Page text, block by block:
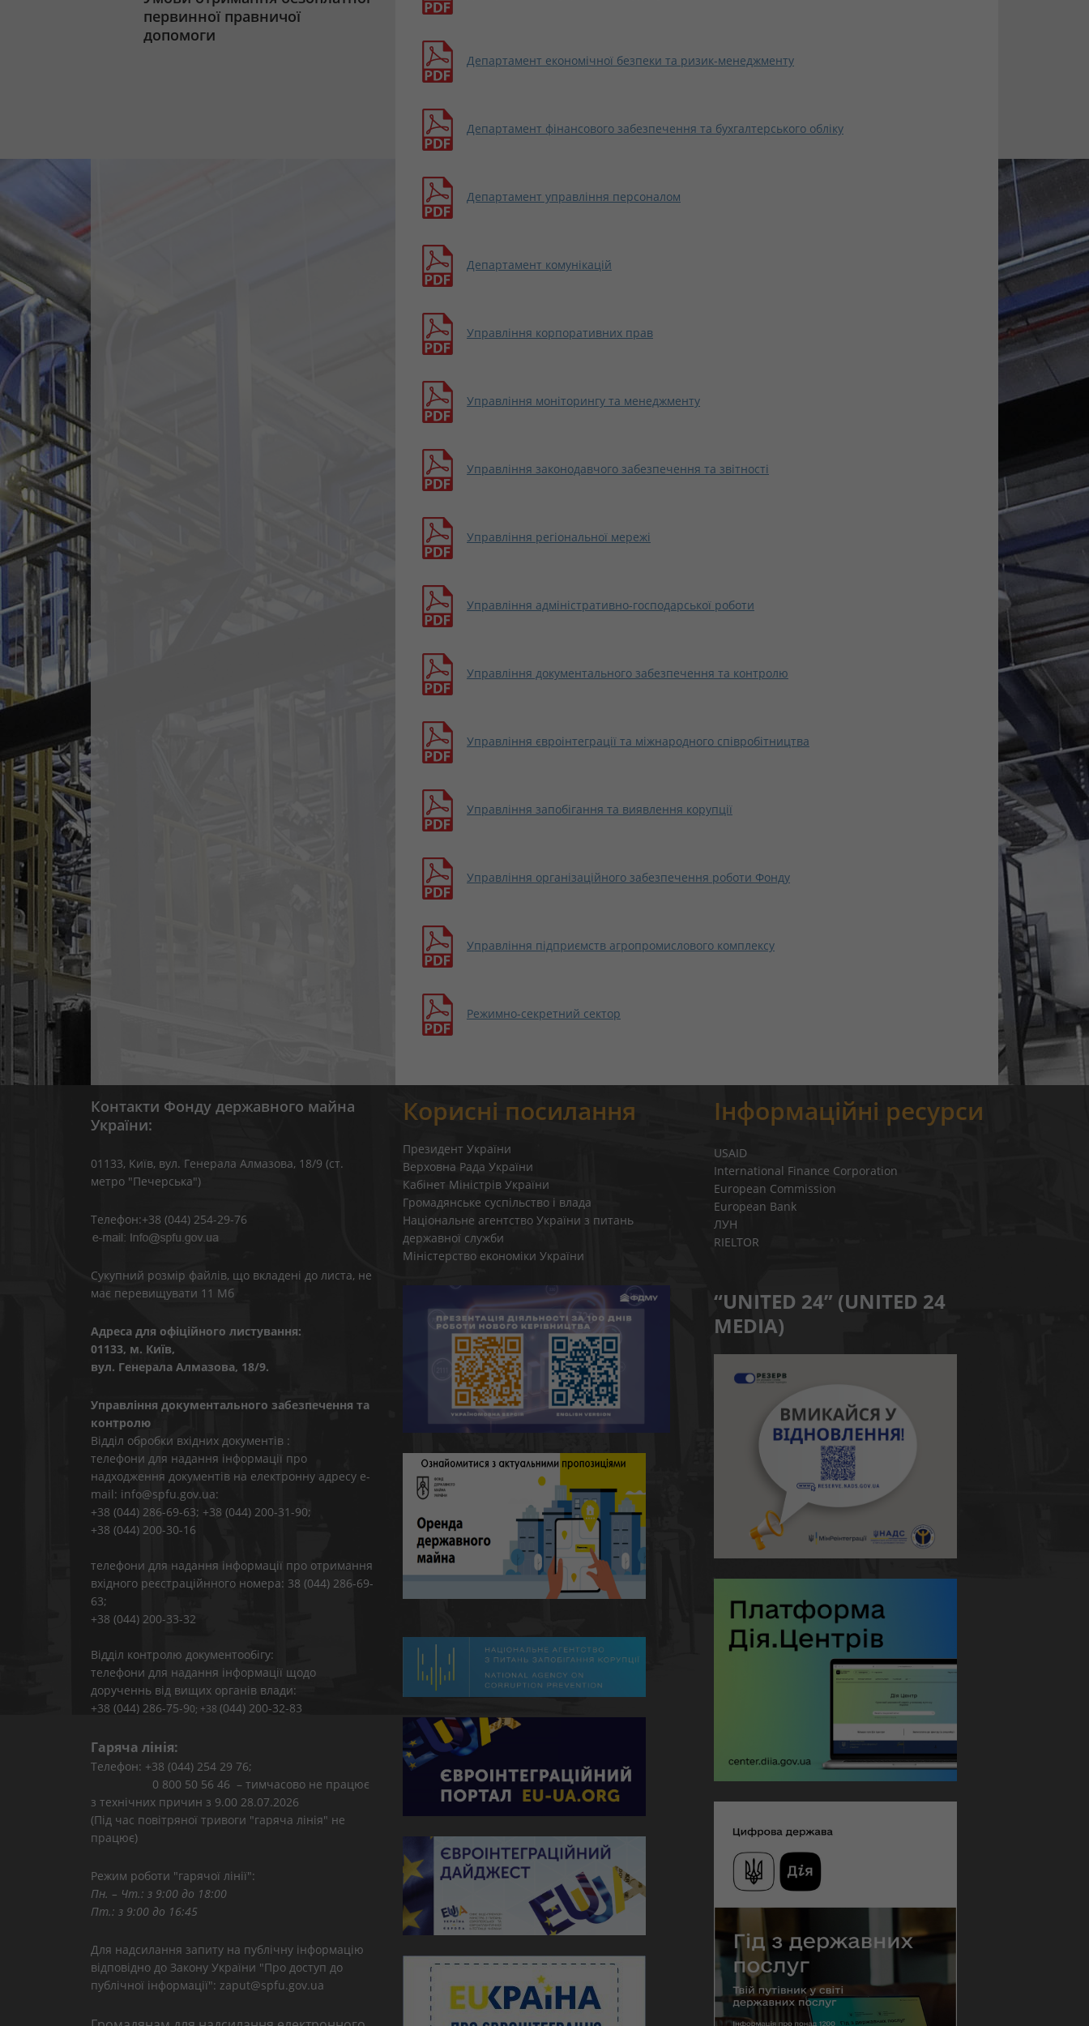
первинної правничої
допомоги
Департамент економічної безпеки та ризик-менеджменту
Департамент фінансового забезпечення та бухгалтерського обліку
Департамент управління персоналом
Департамент комунікацій
Управління корпоративних прав
Управління моніторингу та менеджменту
Управління законодавчого забезпечення та звітності
Управління регіональної мережі
Управління адміністративно-господарської роботи
Управління документального забезпечення та контролю
Управління євроінтеграції та міжнародного співробітництва
Управління запобігання та виявлення корупції
Управління організаційного забезпечення роботи Фонду
Управління підприємств агропромислового комплексу
Режимно-секретний сектор
Контакти Фонду державного майна
України:
01133, Kиїв, вул. Генерала Алмазова, 18/9 (ст.
метро "Печерська")
Телефон:+38 (044) 254-29-76
Сукупний розмір файлів, що вкладені до листа, не
має перевищувати 11 Мб
Адреса для офіційного листування:
01133, м. Київ,
вул. Генерала Алмазова, 18/9.
Управління документального забезпечення та
контролю
Відділ обробки вхідних документів :
телефони для надання інформації про
надходження документів на електронну адресу e-
mail: info@spfu.gov.ua:
+38 (044) 286-69-63; +38 (044) 200-31-90;
+38 (044) 200-30-16
телефони для надання інформації про отримання
вхідного реєстраційнного номера: 38 (044) 286-69-
63;
+38 (044) 200-33-32
Відділ контролю документообігу:
телефони для надання інформації щодо
дорученнь від вищих органів влади:
+38 (044) 286-75-90; +38 (044) 200-32-83
Гаряча лінія:
Телефон: +38 (044) 254 29 76;
0 800 50 56 46 – тимчасово не працює
з технічних причин з 9.00 28.07.2026
(Під час повітряної тривоги "гаряча лінія" не
працює)
Режим роботи "гарячої лінії":
Пн. – Чт.: з 9:00 до 18:00
Пт.: з 9:00 до 16:45
Для надсилання запиту на публічну інформацію
відповідно до Закону України "Про доступ до
публічної інформації": zaput@spfu.gov.ua
Корисні посилання
Президент України
Верховна Рада України
Кабінет Міністрів України
Громадянське суспільство і влада
Національне агентство України з питань
державної служби
Міністерство економіки України
Інформаційні ресурси
USAID
International Finance Corporation
European Commission
European Bank
ЛУН
RIELTOR
“UNITED 24” (UNITED 24
MEDIA)